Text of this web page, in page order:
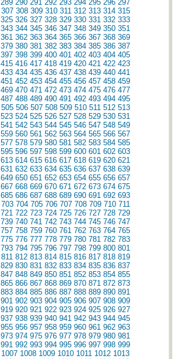
289 290 291 292 293 294 295 296 297
307 308 309 310 311 312 313 314 315
325 326 327 328 329 330 331 332 333
343 344 345 346 347 348 349 350 351
361 362 363 364 365 366 367 368 369
379 380 381 382 383 384 385 386 387
397 398 399 400 401 402 403 404 405
415 416 417 418 419 420 421 422 423
433 434 435 436 437 438 439 440 441
451 452 453 454 455 456 457 458 459
469 470 471 472 473 474 475 476 477
487 488 489 490 491 492 493 494 495
505 506 507 508 509 510 511 512 513
523 524 525 526 527 528 529 530 531
541 542 543 544 545 546 547 548 549
559 560 561 562 563 564 565 566 567
577 578 579 580 581 582 583 584 585
595 596 597 598 599 600 601 602 603
613 614 615 616 617 618 619 620 621
631 632 633 634 635 636 637 638 639
649 650 651 652 653 654 655 656 657
667 668 669 670 671 672 673 674 675
685 686 687 688 689 690 691 692 693
703 704 705 706 707 708 709 710 711
721 722 723 724 725 726 727 728 729
739 740 741 742 743 744 745 746 747
757 758 759 760 761 762 763 764 765
775 776 777 778 779 780 781 782 783
793 794 795 796 797 798 799 800 801
811 812 813 814 815 816 817 818 819
829 830 831 832 833 834 835 836 837
847 848 849 850 851 852 853 854 855
865 866 867 868 869 870 871 872 873
883 884 885 886 887 888 889 890 891
901 902 903 904 905 906 907 908 909
919 920 921 922 923 924 925 926 927
937 938 939 940 941 942 943 944 945
955 956 957 958 959 960 961 962 963
973 974 975 976 977 978 979 980 981
991 992 993 994 995 996 997 998 999
1007 1008 1009 1010 1011 1012 1013